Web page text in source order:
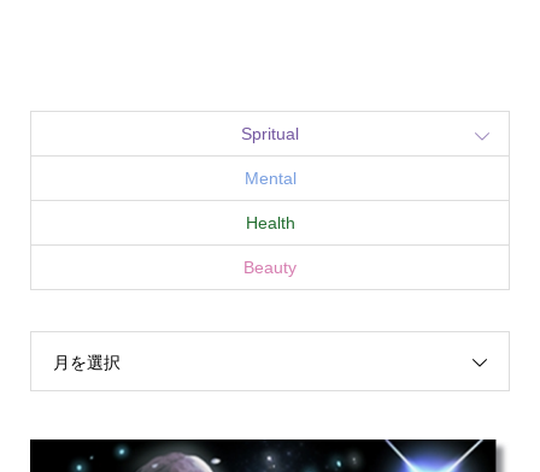
Spritual
Mental
Health
Beauty
月を選択